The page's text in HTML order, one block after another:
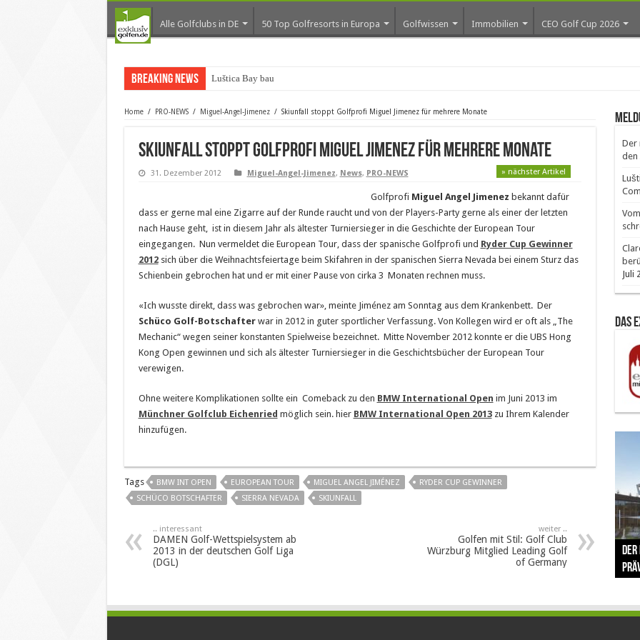
Alle Golfclubs in DE 50 Top Golfresorts in Europa Golfwissen Immobilien CEO Golf Cup 2026
Breaking News Luštica Bay baut Monten
Home / PRO-NEWS / Miguel-Angel-Jimenez / Skiunfall stoppt Golfprofi Miguel Jimenez für mehrere Monate
Skiunfall stoppt Golfprofi Miguel Jimenez für mehrere Monate
31. Dezember 2012 Miguel-Angel-Jimenez, News, PRO-NEWS » nächster Artikel
Golfprofi Miguel Angel Jimenez bekannt dafür
dass er gerne mal eine Zigarre auf der Runde raucht und von der Players-Party gerne als einer der letzten
nach Hause geht, ist in diesem Jahr als ältester Turniersieger in die Geschichte der European Tour
eingegangen. Nun vermeldet die European Tour, dass der spanische Golfprofi und Ryder Cup Gewinner
2012sich über die Weihnachtsfeiertage beim Skifahren in der spanischen Sierra Nevada bei einem Sturz das
Schienbein gebrochen hat und er mit einer Pause von cirka 3 Monaten rechnen muss.
«Ich wusste direkt, dass was gebrochen war», meinte Jiménez am Sonntag aus dem Krankenbett. Der
Schüco Golf-Botschafterwar in 2012 in guter sportlicher Verfassung. Von Kollegen wird er oft als „The
Mechanic“ wegen seiner konstanten Spielweise bezeichnet. Mitte November 2012 konnte er die UBS Hong
Kong Open gewinnen und sich als ältester Turniersieger in die Geschichtsbücher der European Tour
verewigen.
Ohne weitere Komplikationen sollte ein Comeback zu den BMW International Open im Juni 2013 im
Münchner Golfclub Eichenried möglich sein. hier BMW International Open 2013zu Ihrem Kalender
hinzufügen.
Tags BMW INT OPEN EUROPEAN TOUR MIGUEL ANGEL JIMÉNEZ
RYDER CUP GEWINNER
SCHÜCO BOTSCHAFTER
SIERRA NEVADA SKIUNFALL
.. interessant
DAMEN Golf-Wettspielsystem ab
2013 in der deutschen Golf Liga
(DGL)
weiter ..
Golfen mit Stil: Golf Club
Würzburg Mitglied Leading Golf
of Germany
Der
den
Juli
Das
The